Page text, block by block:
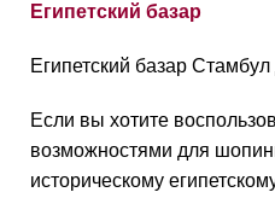
Египетский базар
Египетский базар
Если вы хотите
возможностями для
историческому